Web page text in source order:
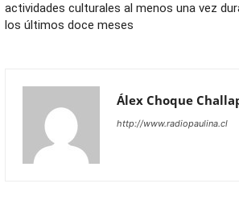
actividades culturales al menos una vez
los últimos doce meses
Álex Choque
http://www.radiopaulina.cl